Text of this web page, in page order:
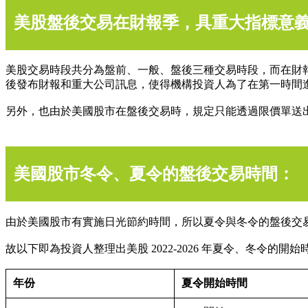
美股盤後交易在財報季，具重大指標意
美股交易時段共分為盤前、一般、盤後三種交易時段，而在財
後發布財報和重大公司訊息，使得機構投資人為了在第一時
另外，也由於美國股市在盤後交易時，規定只能透過限價單
美國股市冬令、夏令的盤後交易時間：
由於美國股市有實施日光節約時間，所以夏令與冬令的盤後
故以下即為投資人整理出美股 2022-2026 年夏令、冬令的開始
年份 夏令開始時間